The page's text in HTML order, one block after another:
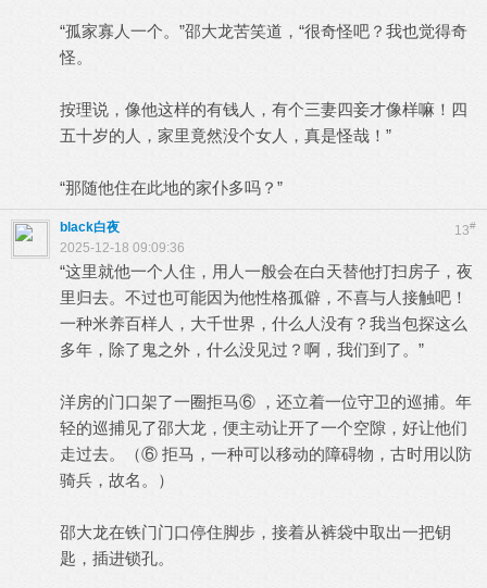
“孤家寡人一个。”邵大龙苦笑道，“很奇怪吧？我也觉得奇
怪。
按理说，像他这样的有钱人，有个三妻四妾才像样嘛！四
五十岁的人，家里竟然没个女人，真是怪哉！”
“那随他住在此地的家仆多吗？”
13#
black白夜
2025-12-18 09:09:36
“这里就他一个人住，用人一般会在白天替他打扫房子，夜
里归去。不过也可能因为他性格孤僻，不喜与人接触吧！
一种米养百样人，大千世界，什么人没有？我当包探这么
多年，除了鬼之外，什么没见过？啊，我们到了。”
洋房的门口架了一圈拒马⑥ ，还立着一位守卫的巡捕。年
轻的巡捕见了邵大龙，便主动让开了一个空隙，好让他们
走过去。（⑥ 拒马，一种可以移动的障碍物，古时用以防
骑兵，故名。）
邵大龙在铁门门口停住脚步，接着从裤袋中取出一把钥
匙，插进锁孔。